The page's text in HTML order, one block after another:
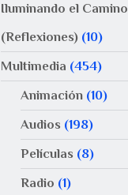
Iluminando el Camino
(Reflexiones) (10)
Multimedia (454)
Animación(10)
Audios (198)
Películas (8)
Radio (1)